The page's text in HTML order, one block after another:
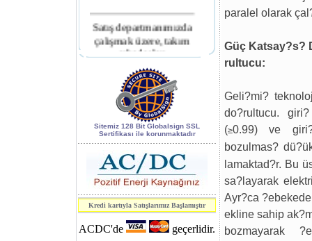
Satış departmanımızda
çalışmak üzere, takım
arkadaşları
World of
Industry 2006
kapsamındaki 7.
Enerji, Elektrik
ve Elektronik
Teknolojileri
fuarı.
SAFETECHS3.3
SerisiKesintisiz Güç
Sitemiz 128 Bit Globalsign SSL
Sertifikası ile korunmaktadır
Kredi kartıyla Satışlarımız Başlamıştır
ACDC'de geçerlidir.
paralel olarak
Güç Katsay?s?
rultucu:
Geli?mi?
do?rultucu.
(≥0.99) ve
bozulmas?
lamaktad?r. Bu
sa?layarak
Ayr?ca
ekline sahip
bozmayarak